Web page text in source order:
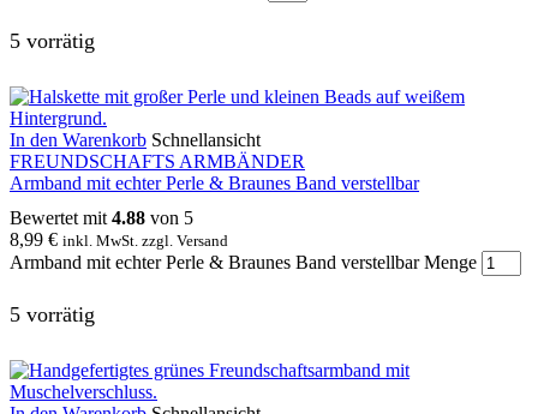
5 vorrätig
In den Warenkorb Schnellansicht
FREUNDSCHAFTS ARMBÄNDER
Armband mit echter Perle & Braunes Band verstellbar
Bewertet mit 4.88 von 5
8,99 € inkl. MwSt. zzgl. Versand
Armband mit echter Perle & Braunes Band verstellbar Menge
5 vorrätig